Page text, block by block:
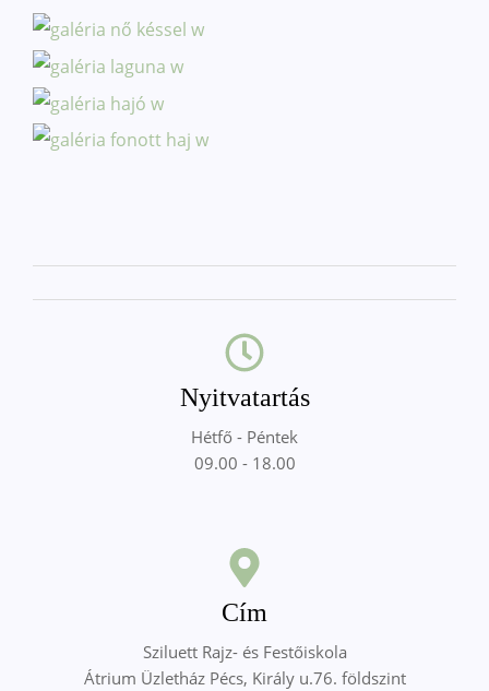
Nyitvatartás
Hétfő - Péntek
09.00 - 18.00
Cím
Sziluett Rajz- és Festőiskola
Átrium Üzletház Pécs, Király u.76. földszint